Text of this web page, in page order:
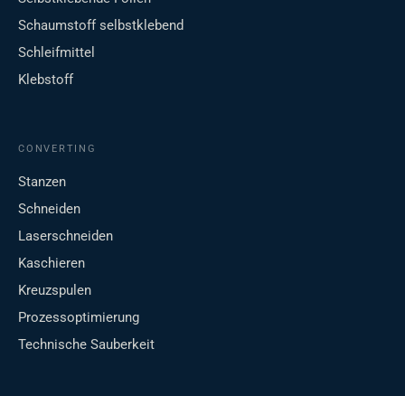
Schaumstoff selbstklebend
Schleifmittel
Klebstoff
CONVERTING
Stanzen
Schneiden
Laserschneiden
Kaschieren
Kreuzspulen
Prozessoptimierung
Technische Sauberkeit